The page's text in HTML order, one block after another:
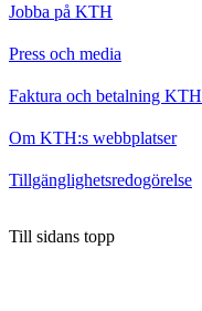
Jobba på KTH
Press och media
Faktura och betalning KTH
Om KTH:s webbplatser
Tillgänglighetsredogörelse
Till sidans topp